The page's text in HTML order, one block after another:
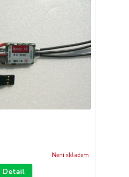
Není skladem
Detail